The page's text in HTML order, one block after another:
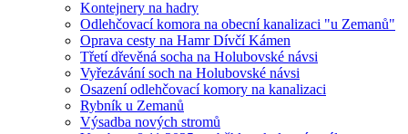
Kontejnery na hadry
Odlehčovací komora na obecní kanalizaci "u Zemanů"
Oprava cesty na Hamr Dívčí Kámen
Třetí dřevěná socha na Holubovské návsi
Vyřezávání soch na Holubovské návsi
Osazení odlehčovací komory na kanalizaci
Rybník u Zemanů
Výsadba nových stromů